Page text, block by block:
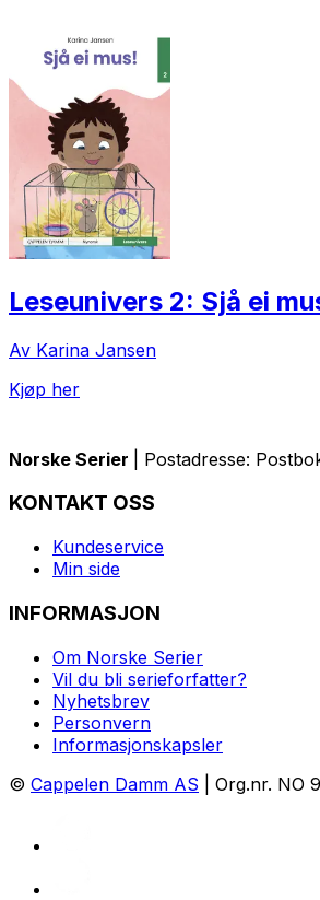
Leseunivers 2: Sjå ei
Av Karina Jansen
Kjøp her
Norske Serier | Postadresse:
KONTAKT OSS
Kundeservice
Min side
INFORMASJON
Om Norske Serier
Vil du bli serieforfatter?
Nyhetsbrev
Personvern
Informasjonskapsler
© Cappelen Damm AS | Org.nr. NO